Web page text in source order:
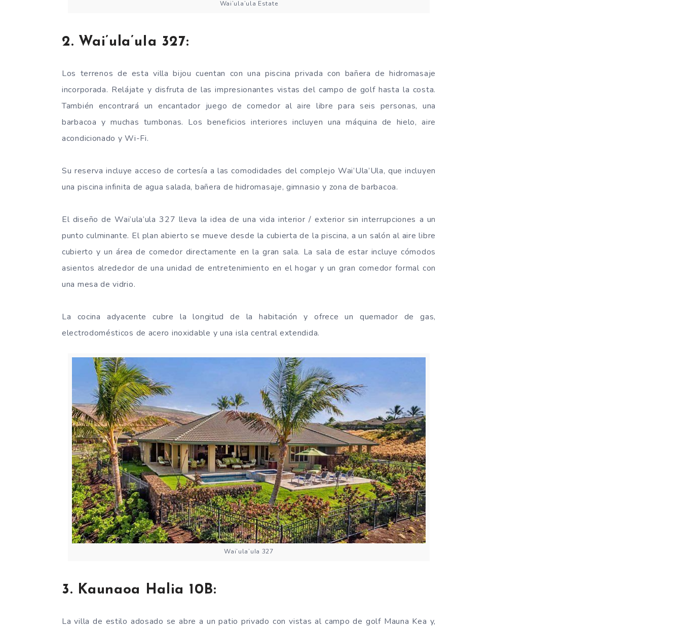
Wai’ula’ula Estate
2. Wai’ula’uIa 327:
Los terrenos de esta villa bijou cuentan con una piscina privada con bañera de hidromasaje
incorporada. Relájate y disfruta de las impresionantes vistas del campo de golf hasta la costa.
También encontrará un encantador juego de comedor al aire libre para seis personas, una
barbacoa y muchas tumbonas. Los beneficios interiores incluyen una máquina de hielo, aire
acondicionado y Wi-Fi.
Su reserva incluye acceso de cortesía a las comodidades del complejo Wai’Ula’Ula, que incluyen
una piscina infinita de agua salada, bañera de hidromasaje, gimnasio y zona de barbacoa.
El diseño de Wai’ula’ula 327 lleva la idea de una vida interior / exterior sin interrupciones a un
punto culminante. El plan abierto se mueve desde la cubierta de la piscina, a un salón al aire libre
cubierto y un área de comedor directamente en la gran sala. La sala de estar incluye cómodos
asientos alrededor de una unidad de entretenimiento en el hogar y un gran comedor formal con
una mesa de vidrio.
La cocina adyacente cubre la longitud de la habitación y ofrece un quemador de gas,
electrodomésticos de acero inoxidable y una isla central extendida.
Wai’ula’uIa 327
3. Kaunaoa Halia 10B:
La villa de estilo adosado se abre a un patio privado con vistas al campo de golf Mauna Kea y,